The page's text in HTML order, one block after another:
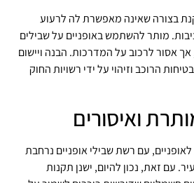
בצורה שאינה מאפשרת לה לרעוע
מותר להשתמש באופניים על שבילים
אך אסור לרכוב על המדרכות. הבנה ויישום
הרוכב וזיהוי על ידי רשויות החוק
ואיסורים
עם רשת שבילי אופניים נרחבת
עם זאת, נכון להיום, ישנן תקנות